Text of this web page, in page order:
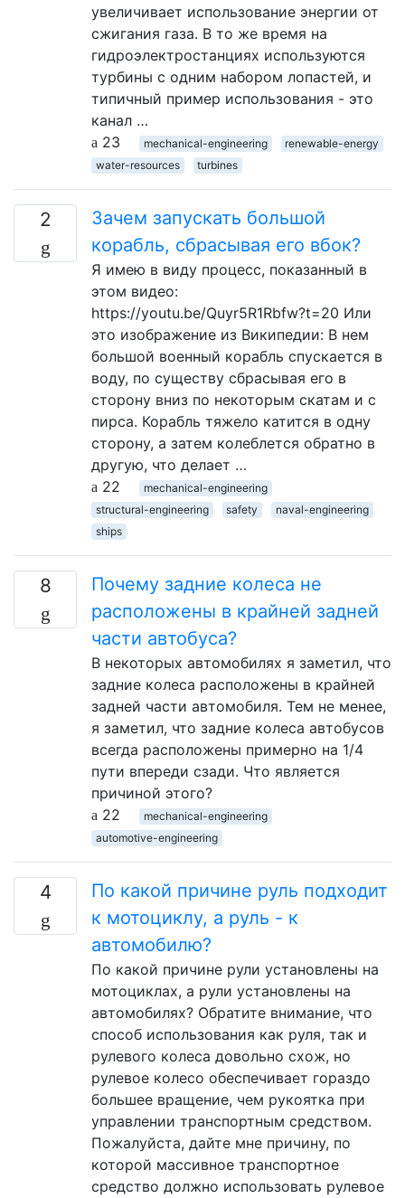
увеличивает использование энергии от
сжигания газа. В то же время на
гидроэлектростанциях используются
турбины с одним набором лопастей, и
типичный пример использования - это
канал …
23
mechanical-engineering
renewable-energy
water-resources
turbines
2
Зачем запускать большой
корабль, сбрасывая его вбок?
Я имею в виду процесс, показанный в
этом видео:
https://youtu.be/Quyr5R1Rbfw?t=20 Или
это изображение из Википедии: В нем
большой военный корабль спускается в
воду, по существу сбрасывая его в
сторону вниз по некоторым скатам и с
пирса. Корабль тяжело катится в одну
сторону, а затем колеблется обратно в
другую, что делает …
22
mechanical-engineering
structural-engineering
safety
naval-engineering
ships
8
Почему задние колеса не
расположены в крайней задней
части автобуса?
В некоторых автомобилях я заметил, что
задние колеса расположены в крайней
задней части автомобиля. Тем не менее,
я заметил, что задние колеса автобусов
всегда расположены примерно на 1/4
пути впереди сзади. Что является
причиной этого?
22
mechanical-engineering
automotive-engineering
4
По какой причине руль подходит
к мотоциклу, а руль - к
автомобилю?
По какой причине рули установлены на
мотоциклах, а рули установлены на
автомобилях? Обратите внимание, что
способ использования как руля, так и
рулевого колеса довольно схож, но
рулевое колесо обеспечивает гораздо
большее вращение, чем рукоятка при
управлении транспортным средством.
Пожалуйста, дайте мне причину, по
которой массивное транспортное
средство должно использовать рулевое